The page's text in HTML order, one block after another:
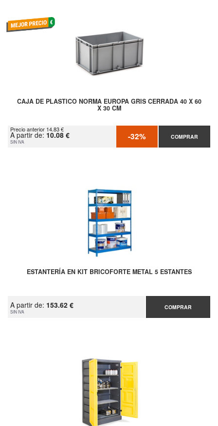
CAJA DE PLASTICO NORMA EUROPA GRIS CERRADA 40 X 60
X 30 CM
Precio anterior 14.83 €
A partir de: 10.08 €
SIN IVA -32% COMPRAR
ESTANTERÍA EN KIT BRICOFORTE METAL 5 ESTANTES
A partir de: 153.62 €
SIN IVA
COMPRAR